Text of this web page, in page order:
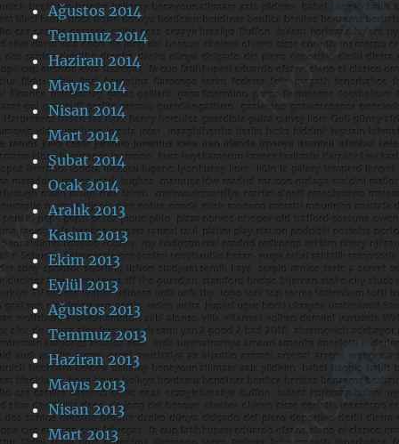
Ağustos 2014
Temmuz 2014
Haziran 2014
Mayıs 2014
Nisan 2014
Mart 2014
Şubat 2014
Ocak 2014
Aralık 2013
Kasım 2013
Ekim 2013
Eylül 2013
Ağustos 2013
Temmuz 2013
Haziran 2013
Mayıs 2013
Nisan 2013
Mart 2013